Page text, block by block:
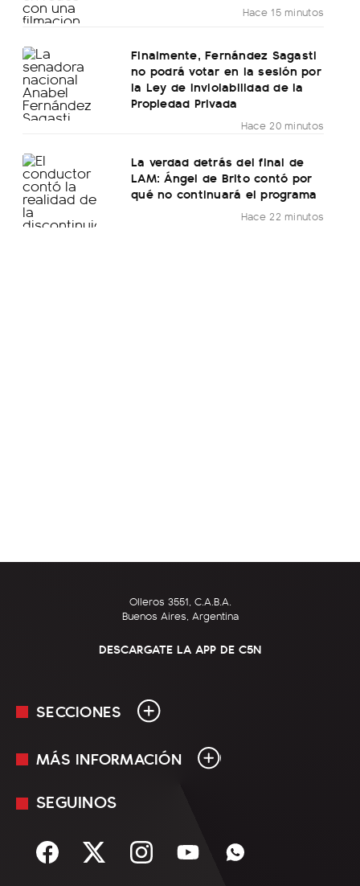
Hace 15 minutos
Finalmente, Fernández Sagasti
no podrá votar en la sesión por
la Ley de Inviolabilidad de la
Propiedad Privada
Hace 20 minutos
La verdad detrás del final de
LAM: Ángel de Brito contó por
qué no continuará el programa
Hace 22 minutos
Olleros 3551, C.A.B.A.
Buenos Aires, Argentina
DESCARGATE LA APP DE C5N
SECCIONES
En Vivo
Sociedad
MÁS INFORMACIÓN
Mediakit
Términos y condiciones
SEGUINOS